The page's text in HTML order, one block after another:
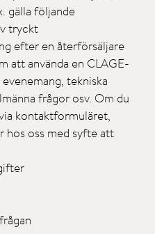
gälla följande
tryckt
efter en återförsäljare
att använda en CLAGE-
tekniska
frågor osv. Om du
kontaktformuläret,
hos oss med syfte att